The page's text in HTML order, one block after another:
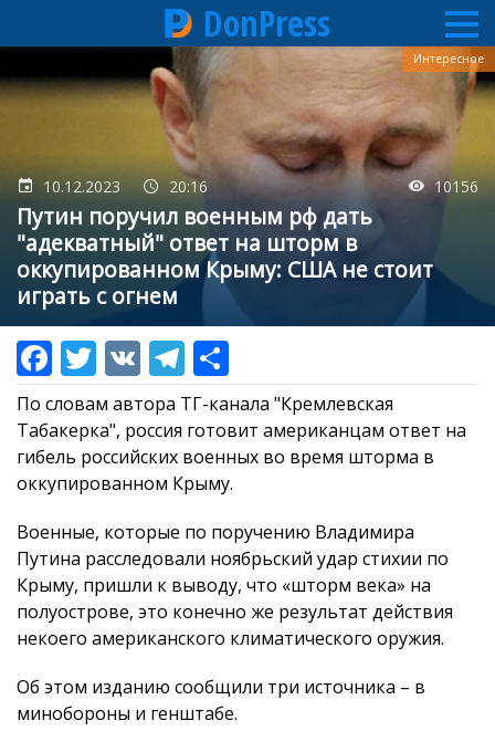
к
DonPress
10.12.2023 20:16 10156
Путин поручил военным рф дать
"адекватный" ответ на шторм в
оккупированном Крыму: США не стоит
играть с огнем
Интересное
По словам автора ТГ-канала "Кремлевская
Табакерка", россия готовит американцам ответ на
гибель российских военных во время шторма в
оккупированном Крыму.
Военные, которые по поручению Владимира
Путина расследовали ноябрьский удар стихии по
Крыму, пришли к выводу, что «шторм века» на
полуострове, это конечно же результат действия
некоего американского климатического оружия.
Об этом изданию сообщили три источника – в
минобороны и генштабе.